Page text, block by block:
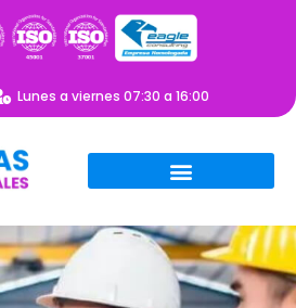
Lunes a viernes 07:30 a 16:00